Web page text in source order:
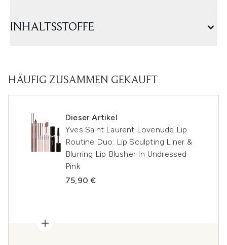
INHALTSSTOFFE
HÄUFIG ZUSAMMEN GEKAUFT
Dieser Artikel
Yves Saint Laurent Lovenude Lip
Routine Duo: Lip Sculpting Liner &
Blurring Lip Blusher In Undressed
Pink
75,90 €